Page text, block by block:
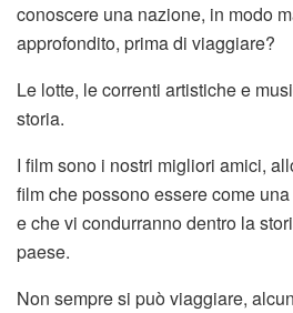
conoscere una nazione, in modo
approfondito, prima di viaggiare?
Le lotte, le correnti artistiche e
storia.
I film sono i nostri migliori amici,
film che possono essere come
e che vi condurranno dentro la
paese.
Non sempre si può viaggiare,